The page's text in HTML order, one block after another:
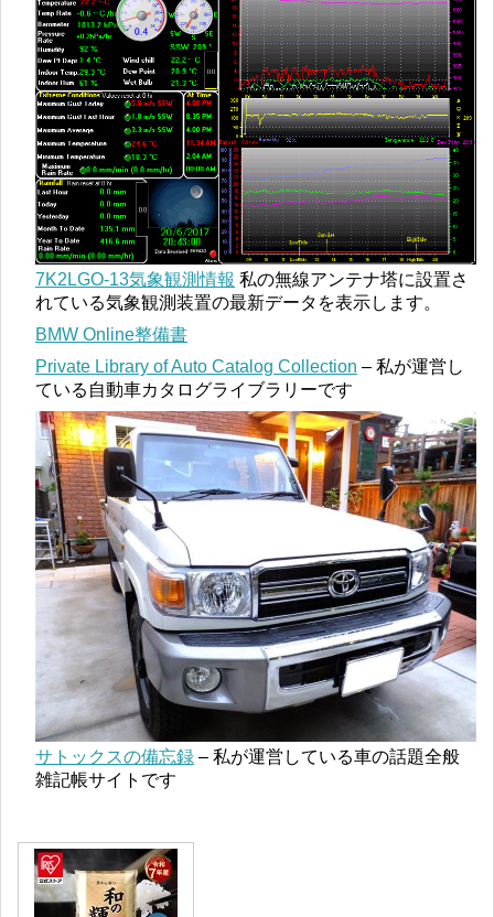
7K2LGO-13気象観測情報 私の無線アンテナ塔に設置さ
れている気象観測装置の最新データを表示します。
BMW Online整備書
Private Library of Auto Catalog Collection – 私が運営し
ている自動車カタログライブラリーです
サトックスの備忘録 – 私が運営している車の話題全般
雑記帳サイトです